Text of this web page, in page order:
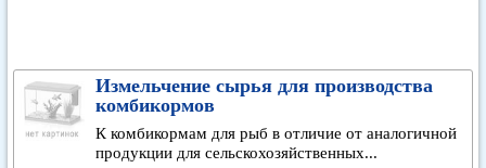
Измельчение сырья для производства
комбикормов
К комбикормам для рыб в отличие от аналогичной
продукции для сельскохозяйственных...